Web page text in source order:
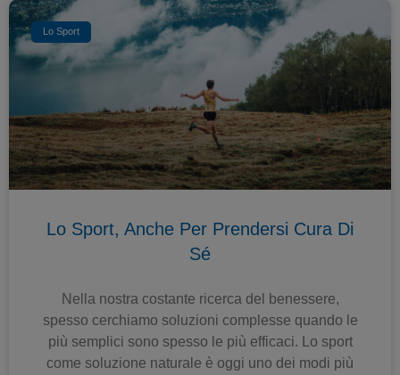
Lo Sport
Lo Sport, Anche Per Prendersi Cura Di
Sé
Nella nostra costante ricerca del benessere,
spesso cerchiamo soluzioni complesse quando le
più semplici sono spesso le più efficaci. Lo sport
come soluzione naturale è oggi uno dei modi più